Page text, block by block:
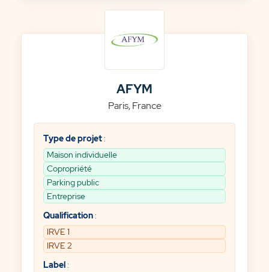
AFYM
Paris, France
Type de projet:
Maison individuelle
Copropriété
Parking public
Entreprise
Qualification:
IRVE 1
IRVE 2
Label: